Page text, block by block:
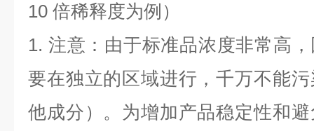
10 倍稀释度为例）
1. 注意：由于标准品浓度非常高
要在独立的区域进行，千万不能
他成分）。为增加产品稳定性和